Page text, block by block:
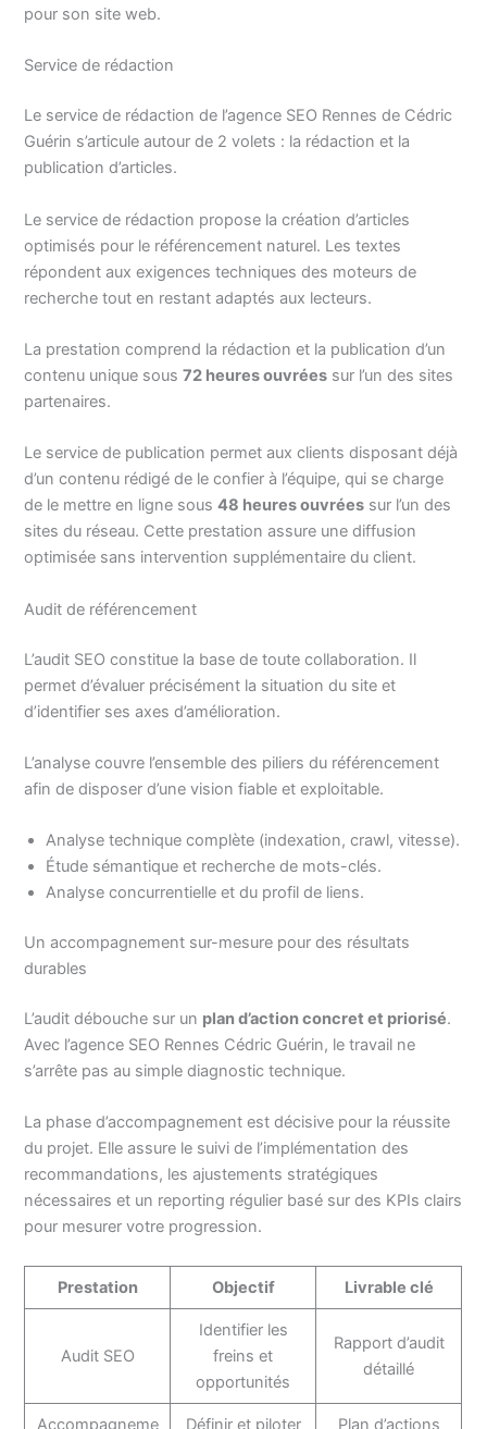
pour son site web.
Service de rédaction
Le service de rédaction de l’agence SEO Rennes de Cédric
Guérin s’articule autour de 2 volets : la rédaction et la
publication d’articles.
Le service de rédaction propose la création d’articles
optimisés pour le référencement naturel. Les textes
répondent aux exigences techniques des moteurs de
recherche tout en restant adaptés aux lecteurs.
La prestation comprend la rédaction et la publication d’un
contenu unique sous72 heures ouvrées sur l’un des sites
partenaires.
Le service de publication permet aux clients disposant déjà
d’un contenu rédigé de le confier à l’équipe, qui se charge
de le mettre en ligne sous48 heures ouvrées sur l’un des
sites du réseau. Cette prestation assure une diffusion
optimisée sans intervention supplémentaire du client.
Audit de référencement
L’audit SEO constitue la base de toute collaboration. Il
permet d’évaluer précisément la situation du site et
d’identifier ses axes d’amélioration.
L’analyse couvre l’ensemble des piliers du référencement
afin de disposer d’une vision fiable et exploitable.
Analyse technique complète (indexation, crawl, vitesse).
Étude sémantique et recherche de mots-clés.
Analyse concurrentielle et du profil de liens.
Un accompagnement sur-mesure pour des résultats
durables
L’audit débouche sur un plan d’action concret et priorisé.
Avec l’agence SEO Rennes Cédric Guérin, le travail ne
s’arrête pas au simple diagnostic technique.
La phase d’accompagnement est décisive pour la réussite
du projet. Elle assure le suivi de l’implémentation des
recommandations, les ajustements stratégiques
nécessaires et un reporting régulier basé sur des KPIs clairs
pour mesurer votre progression.
Prestation Objectif Livrable clé
Audit SEO
Identifier les
freins et
opportunités
Rapport d’audit
détaillé
Accompagneme Définir et piloter Plan d’actions